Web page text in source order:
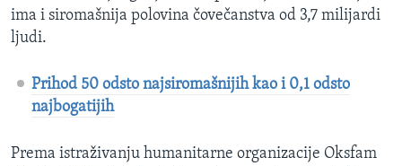
ima i siromašnija polovina čovečanstva od 3,7 milijardi
ljudi.
Prihod 50 odsto najsiromašnijih kao i 0,1 odsto
najbogatijih
Prema istraživanju humanitarne organizacije Oksfam